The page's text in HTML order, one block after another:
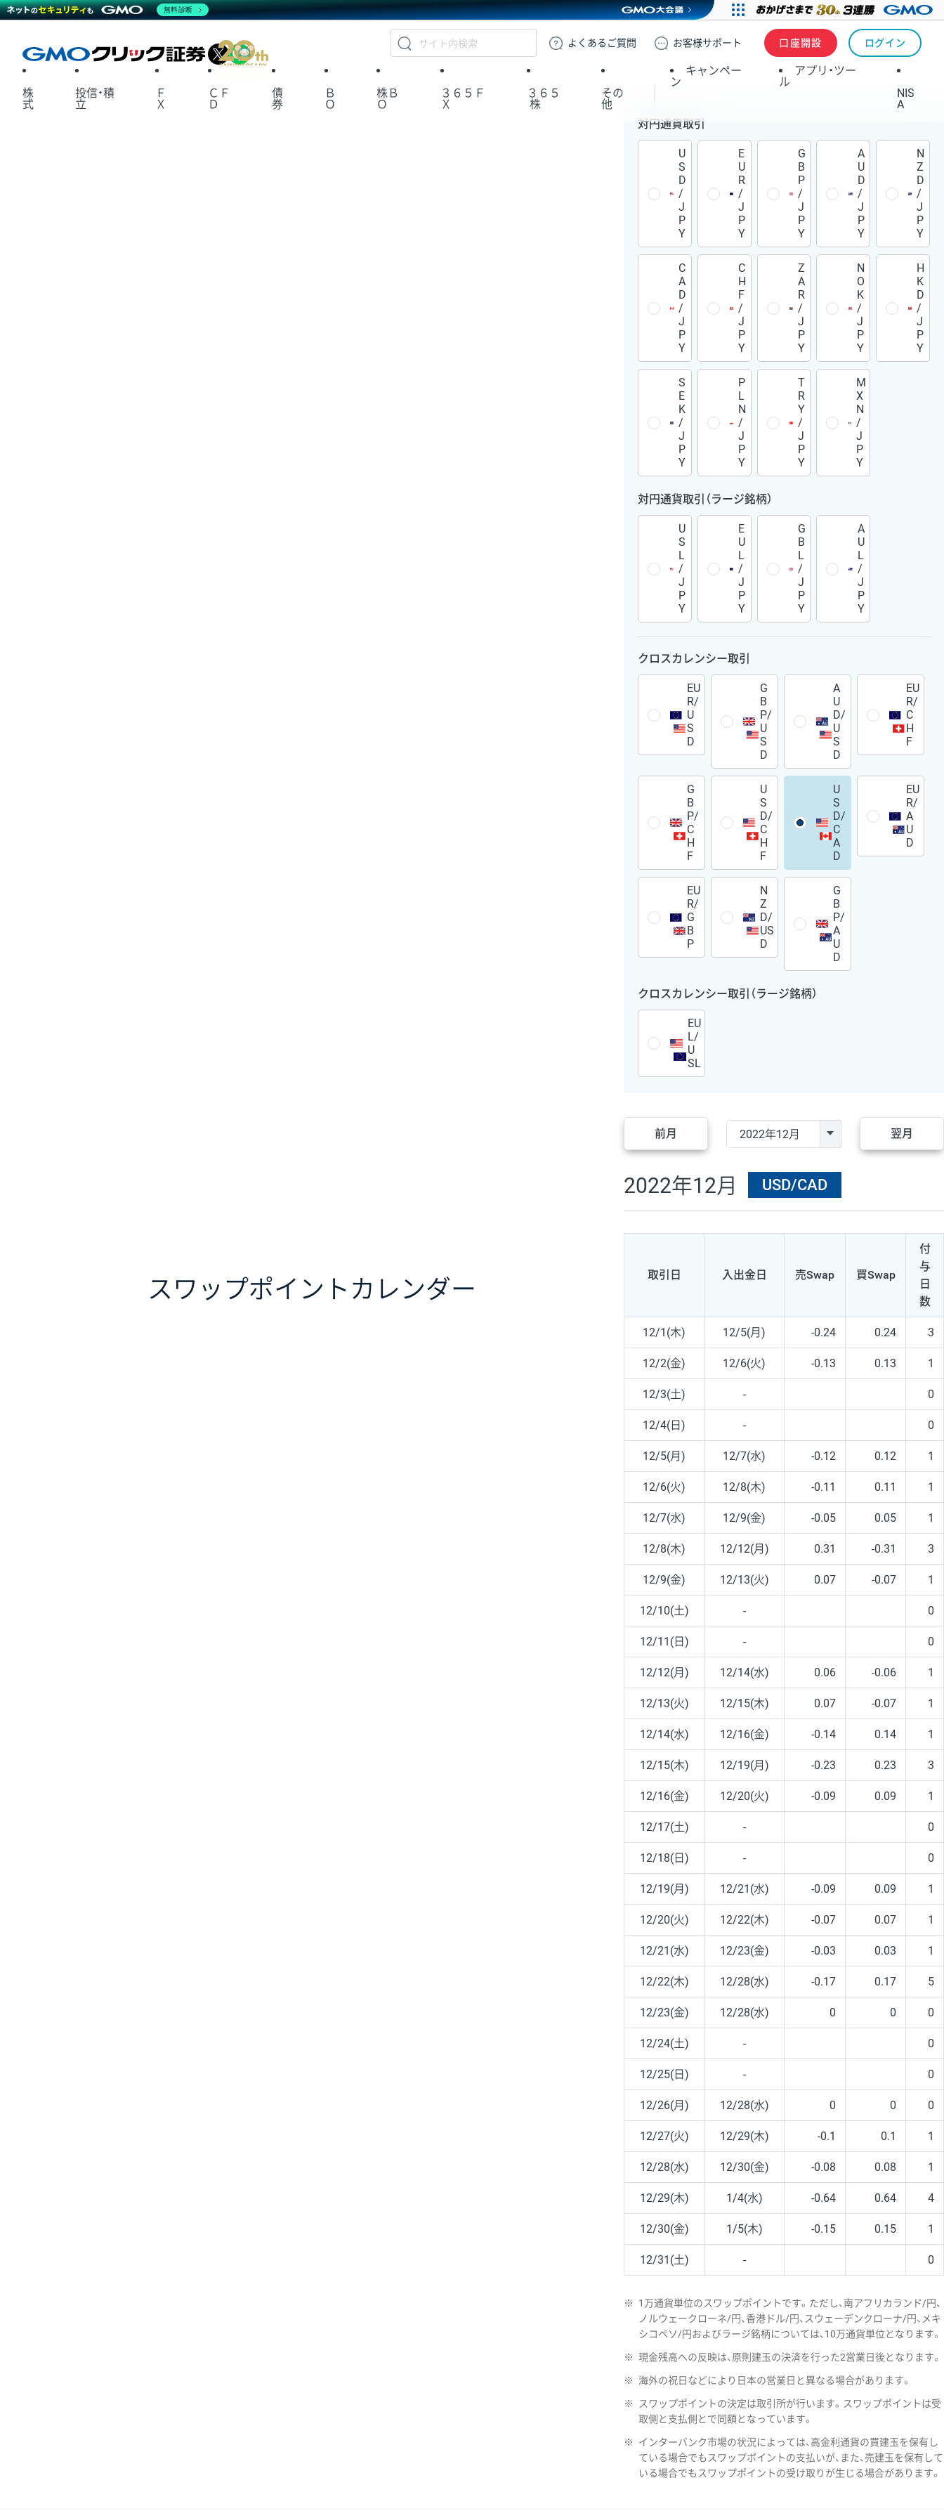
GMOクリック証券
よくある ご質問 お客様サポート 口座開設 ログイン
X
株
式
投信・積
立
Ｆ
Ｘ
ＣＦ
Ｄ
債
券
Ｂ
Ｏ
株Ｂ
Ｏ
３６５Ｆ
Ｘ
３６５
株
その
他
キャンペー
ン
アプリ・ツー
ル
NIS
A
スワップポイント カレンダー
対円通貨取引
U
S
D
/
J
P
Y
E
U
R
/
J
P
Y
G
B
P
/
J
P
Y
A
U
D
/
J
P
Y
N
Z
D
/
J
P
Y
C
A
D
/
J
P
Y
C
H
F
/
J
P
Y
Z
A
R
/
J
P
Y
N
O
K
/
J
P
Y
H
K
D
/
J
P
Y
S
E
K
/
J
P
Y
P
L
N
/
J
P
Y
T
R
Y
/
J
P
Y
M
X
N
/
J
P
Y
対円通貨取引（ラージ銘柄）
U
S
L
/
J
P
Y
E
U
L
/
J
P
Y
G
B
L
/
J
P
Y
A
U
L
/
J
P
Y
クロスカレンシー取引
EU
R/
U
S
D
G
B
P/
U
S
D
A
U
D/
U
S
D
EU
R/
C
H
F
G
B
P/
C
H
F
U
S
D/
C
H
F
U
S
D/
C
A
D
EU
R/
A
U
D
EU
R/
G
B
P
N
Z
D/
US
D
G
B
P/
A
U
D
クロスカレンシー取引（ラージ銘柄）
EU
L/
U
SL
前月 翌月
2022年12月 USD/CAD
取引日 入出金日 売Swap 買Swap
付
与
日
数
12/1(木) 12/5(月) -0.24 0.24 3
12/2(金) 12/6(火) -0.13 0.13 1
12/3(土) - 0
12/4(日) - 0
12/5(月) 12/7(水) -0.12 0.12 1
12/6(火) 12/8(木) -0.11 0.11 1
12/7(水) 12/9(金) -0.05 0.05 1
12/8(木) 12/12(月) 0.31 -0.31 3
12/9(金) 12/13(火) 0.07 -0.07 1
12/10(土) - 0
12/11(日) - 0
12/12(月) 12/14(水) 0.06 -0.06 1
12/13(火) 12/15(木) 0.07 -0.07 1
12/14(水) 12/16(金) -0.14 0.14 1
12/15(木) 12/19(月) -0.23 0.23 3
12/16(金) 12/20(火) -0.09 0.09 1
12/17(土) - 0
12/18(日) - 0
12/19(月) 12/21(水) -0.09 0.09 1
12/20(火) 12/22(木) -0.07 0.07 1
12/21(水) 12/23(金) -0.03 0.03 1
12/22(木) 12/28(水) -0.17 0.17 5
12/23(金) 12/28(水) 0 0 0
12/24(土) - 0
12/25(日) - 0
12/26(月) 12/28(水) 0 0 0
12/27(火) 12/29(木) -0.1 0.1 1
12/28(水) 12/30(金) -0.08 0.08 1
12/29(木) 1/4(水) -0.64 0.64 4
12/30(金) 1/5(木) -0.15 0.15 1
12/31(土) - 0
※
1万通貨単位のスワップポイントです。ただし、南アフリカランド/円、
ノルウェークローネ/円、香港ドル/円、スウェーデンクローナ/円、メキ
シコペソ/円およびラージ銘柄については、10万通貨単位となります。
※ 現金残高への反映は、原則建玉の決済を行った2営業日後となります。
※ 海外の祝日などにより日本の営業日と異なる場合があります。
※
スワップポイントの決定は取引所が行います。スワップポイントは受
取側と支払側とで同額となっています。
※
インターバンク市場の状況によっては、高金利通貨の買建玉を保有し
ている場合でもスワップポイントの支払いが、また、売建玉を保有して
いる場合でもスワップポイントの受け取りが生じる場合があります。
無料診断